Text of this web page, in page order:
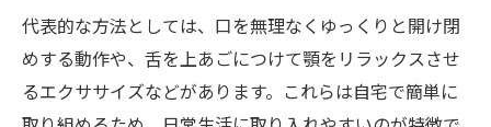
代表的な方法としては、口を無理なくゆっくりと開け閉
めする動作や、舌を上あごにつけて顎をリラックスさせ
るエクササイズなどがあります。これらは自宅で簡単に